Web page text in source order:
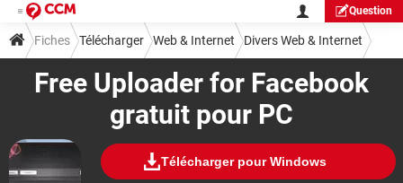
Question
Free Uploader for Facebook
gratuit pour PC
Télécharger pour Windows
Fiches Télécharger Web & Internet Divers Web & Internet